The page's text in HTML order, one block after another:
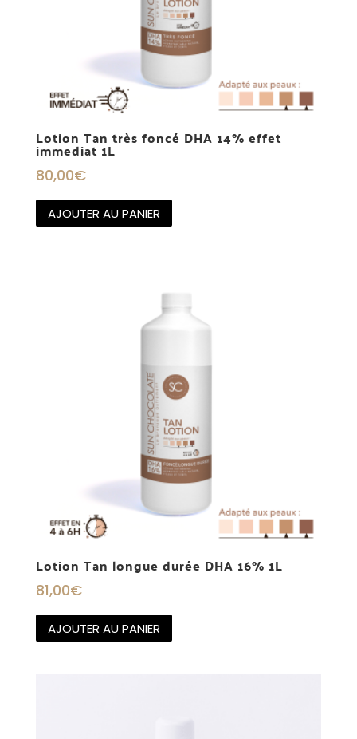
Lotion Tan très foncé DHA 14% effet
immediat 1L
80,00€
AJOUTER AU PANIER
Lotion Tan longue durée DHA 16% 1L
81,00€
AJOUTER AU PANIER